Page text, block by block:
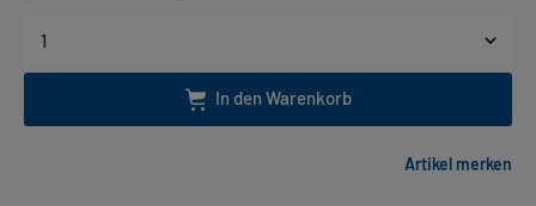
In den Warenkorb